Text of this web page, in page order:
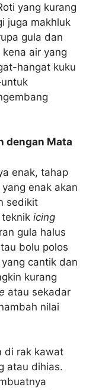
yang kurang
juga makhluk
gula dan
air yang
hangat kuku
dengan Mata
enak, tahap
enak akan
sedikit
icing
gula halus
bolu polos
cantik dan
kurang
atau sekadar
nilai
di rak kawat
atau dihias.